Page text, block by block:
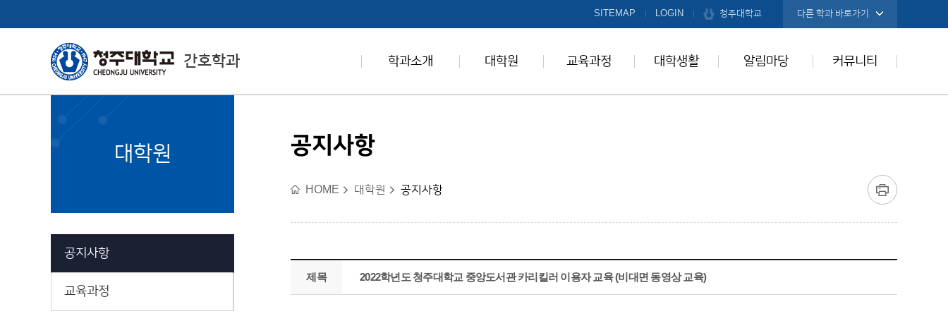
간호학과
SITEMAP LOGIN 청주대학교 다른 학과 바로가기
College of Health
& Medical Sciences
학과소개 대학원 교육과정 대학생활 알림마당 커뮤니티
대학원
공지사항
교육과정
공지사항
HOME 대학원 공지사항
제목 2022학년도 청주대학교 중앙도서관 카리킬러 이용자 교육 (비대면 동영상 교육)